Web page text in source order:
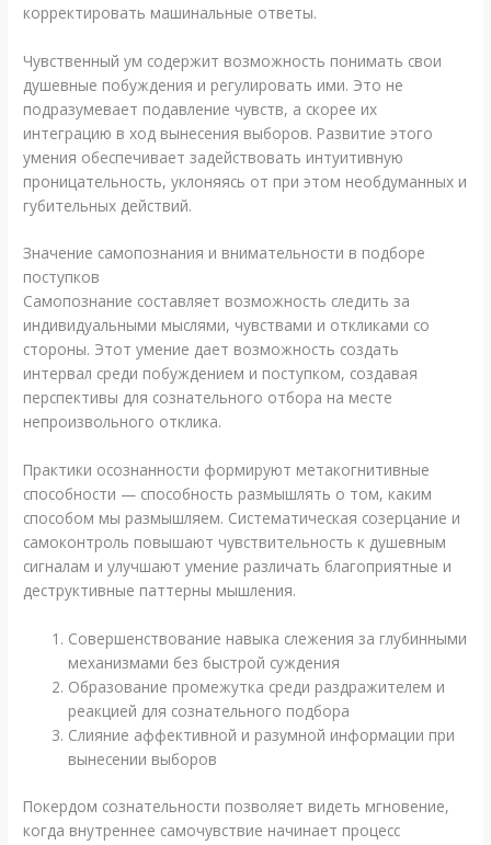
корректировать машинальные ответы.
Чувственный ум содержит возможность понимать свои
душевные побуждения и регулировать ими. Это не
подразумевает подавление чувств, а скорее их
интеграцию в ход вынесения выборов. Развитие этого
умения обеспечивает задействовать интуитивную
проницательность, уклоняясь от при этом необдуманных и
губительных действий.
Значение самопознания и внимательности в подборе
поступков
Самопознание составляет возможность следить за
индивидуальными мыслями, чувствами и откликами со
стороны. Этот умение дает возможность создать
интервал среди побуждением и поступком, создавая
перспективы для сознательного отбора на месте
непроизвольного отклика.
Практики осознанности формируют метакогнитивные
способности — способность размышлять о том, каким
способом мы размышляем. Систематическая созерцание и
самоконтроль повышают чувствительность к душевным
сигналам и улучшают умение различать благоприятные и
деструктивные паттерны мышления.
Совершенствование навыка слежения за глубинными
механизмами без быстрой суждения
Образование промежутка среди раздражителем и
реакцией для сознательного подбора
Слияние аффективной и разумной информации при
вынесении выборов
Покердом сознательности позволяет видеть мгновение,
когда внутреннее самочувствие начинает процесс